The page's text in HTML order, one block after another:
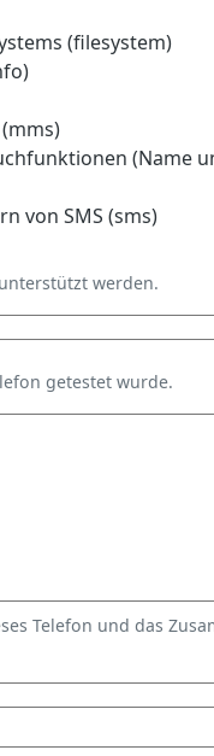
(filesystem)
(Name
von SMS (sms)
werden.
getestet wurde.
Telefon und das